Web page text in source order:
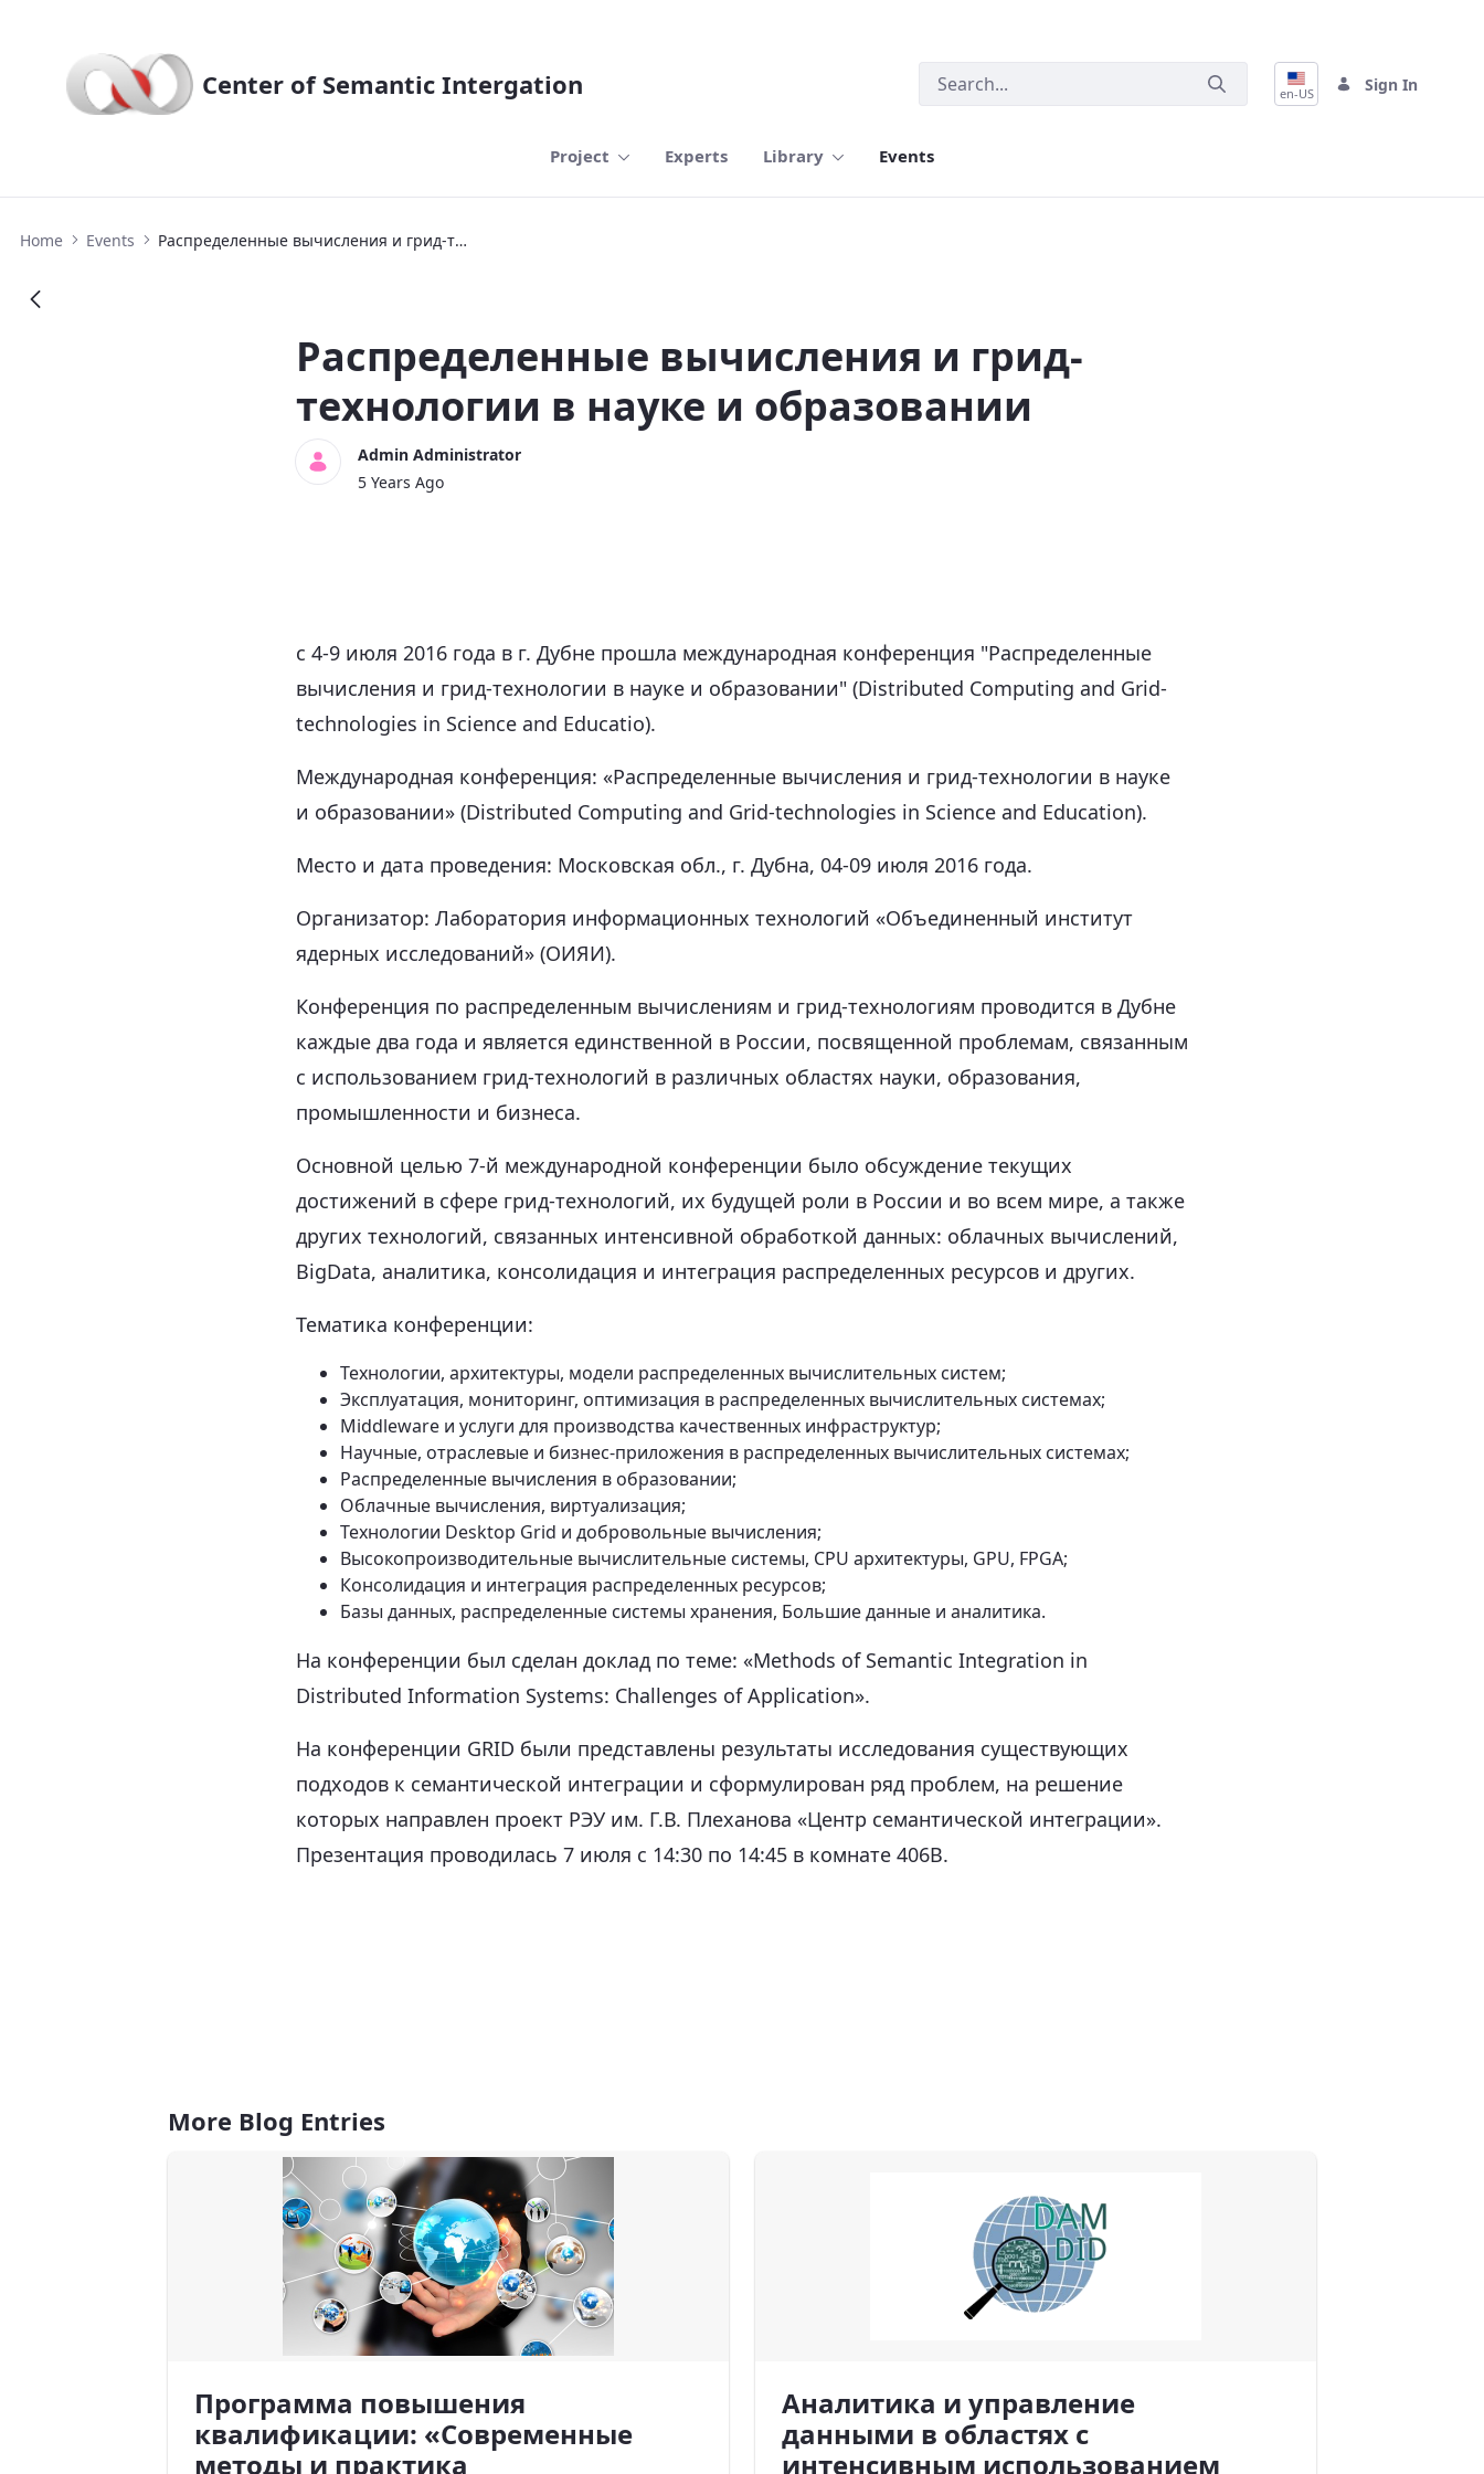
Center of Semantic Intergation en-US Sign In
Project Experts Library Events
Home Events Распределенные вычисления и грид-технологии в науке и образовании
Распределенные вычисления и грид-
технологии в науке и образовании
Admin Administrator
5 Years Ago
с 4-9 июля 2016 года в г. Дубне прошла международная конференция "Распределенные
вычисления и грид-технологии в науке и образовании" (Distributed Computing and Grid-
technologies in Science and Educatio).
Международная конференция: «Распределенные вычисления и грид-технологии в науке
и образовании» (Distributed Computing and Grid-technologies in Science and Education).
Место и дата проведения: Московская обл., г. Дубна, 04-09 июля 2016 года.
Организатор: Лаборатория информационных технологий «Объединенный институт
ядерных исследований» (ОИЯИ).
Конференция по распределенным вычислениям и грид-технологиям проводится в Дубне
каждые два года и является единственной в России, посвященной проблемам, связанным
с использованием грид-технологий в различных областях науки, образования,
промышленности и бизнеса.
Основной целью 7-й международной конференции было обсуждение текущих
достижений в сфере грид-технологий, их будущей роли в России и во всем мире, а также
других технологий, связанных интенсивной обработкой данных: облачных вычислений,
BigData, аналитика, консолидация и интеграция распределенных ресурсов и других.
Тематика конференции:
Технологии, архитектуры, модели распределенных вычислительных систем;
Эксплуатация, мониторинг, оптимизация в распределенных вычислительных системах;
Middleware и услуги для производства качественных инфраструктур;
Научные, отраслевые и бизнес-приложения в распределенных вычислительных системах;
Распределенные вычисления в образовании;
Облачные вычисления, виртуализация;
Технологии Desktop Grid и добровольные вычисления;
Высокопроизводительные вычислительные системы, CPU архитектуры, GPU, FPGA;
Консолидация и интеграция распределенных ресурсов;
Базы данных, распределенные системы хранения, Большие данные и аналитика.
На конференции был сделан доклад по теме: «Methods of Semantic Integration in
Distributed Information Systems: Challenges of Application».
На конференции GRID были представлены результаты исследования существующих
подходов к семантической интеграции и сформулирован ряд проблем, на решение
которых направлен проект РЭУ им. Г.В. Плеханова «Центр семантической интеграции».
Презентация проводилась 7 июля с 14:30 по 14:45 в комнате 406B.
More Blog Entries
Программа повышения
квалификации: «Современные
методы и практика
Аналитика и управление
данными в областях с
интенсивным использованием